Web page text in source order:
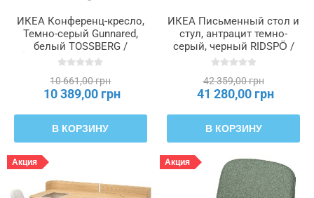
ИКЕА Конференц-кресло,
Темно-серый Gunnared,
белый TOSSBERG /
LÅNGFJÄLL ЛОНГФЬЕЛЛЬ,
10 661,00 грн
10 389,00 грн
В КОРЗИНУ
ИКЕА Письменный стол и
стул, антрацит темно-
серый, черный RIDSPÖ /
LÅNGFJÄLL ЛОНГФЬЕЛЛЬ,
42 359,00 грн
41 280,00 грн
В КОРЗИНУ
Акция Акция